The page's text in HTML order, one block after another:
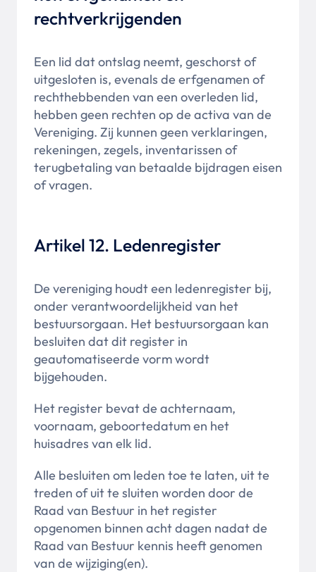
rechtverkrijgenden
Een lid dat ontslag neemt, geschorst of
uitgesloten is, evenals de erfgenamen of
rechthebbenden van een overleden lid,
hebben geen rechten op de activa van de
Vereniging. Zij kunnen geen verklaringen,
rekeningen, zegels, inventarissen of
terugbetaling van betaalde bijdragen eisen
of vragen.
Artikel 12. Ledenregister
De vereniging houdt een ledenregister bij,
onder verantwoordelijkheid van het
bestuursorgaan. Het bestuursorgaan kan
besluiten dat dit register in
geautomatiseerde vorm wordt
bijgehouden.
Het register bevat de achternaam,
voornaam, geboortedatum en het
huisadres van elk lid.
Alle besluiten om leden toe te laten, uit te
treden of uit te sluiten worden door de
Raad van Bestuur in het register
opgenomen binnen acht dagen nadat de
Raad van Bestuur kennis heeft genomen
van de wijziging(en).